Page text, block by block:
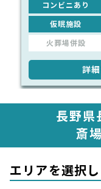
コンビニあり
仮眠施設
火葬場併設
詳
長野県
斎
エリアを選択